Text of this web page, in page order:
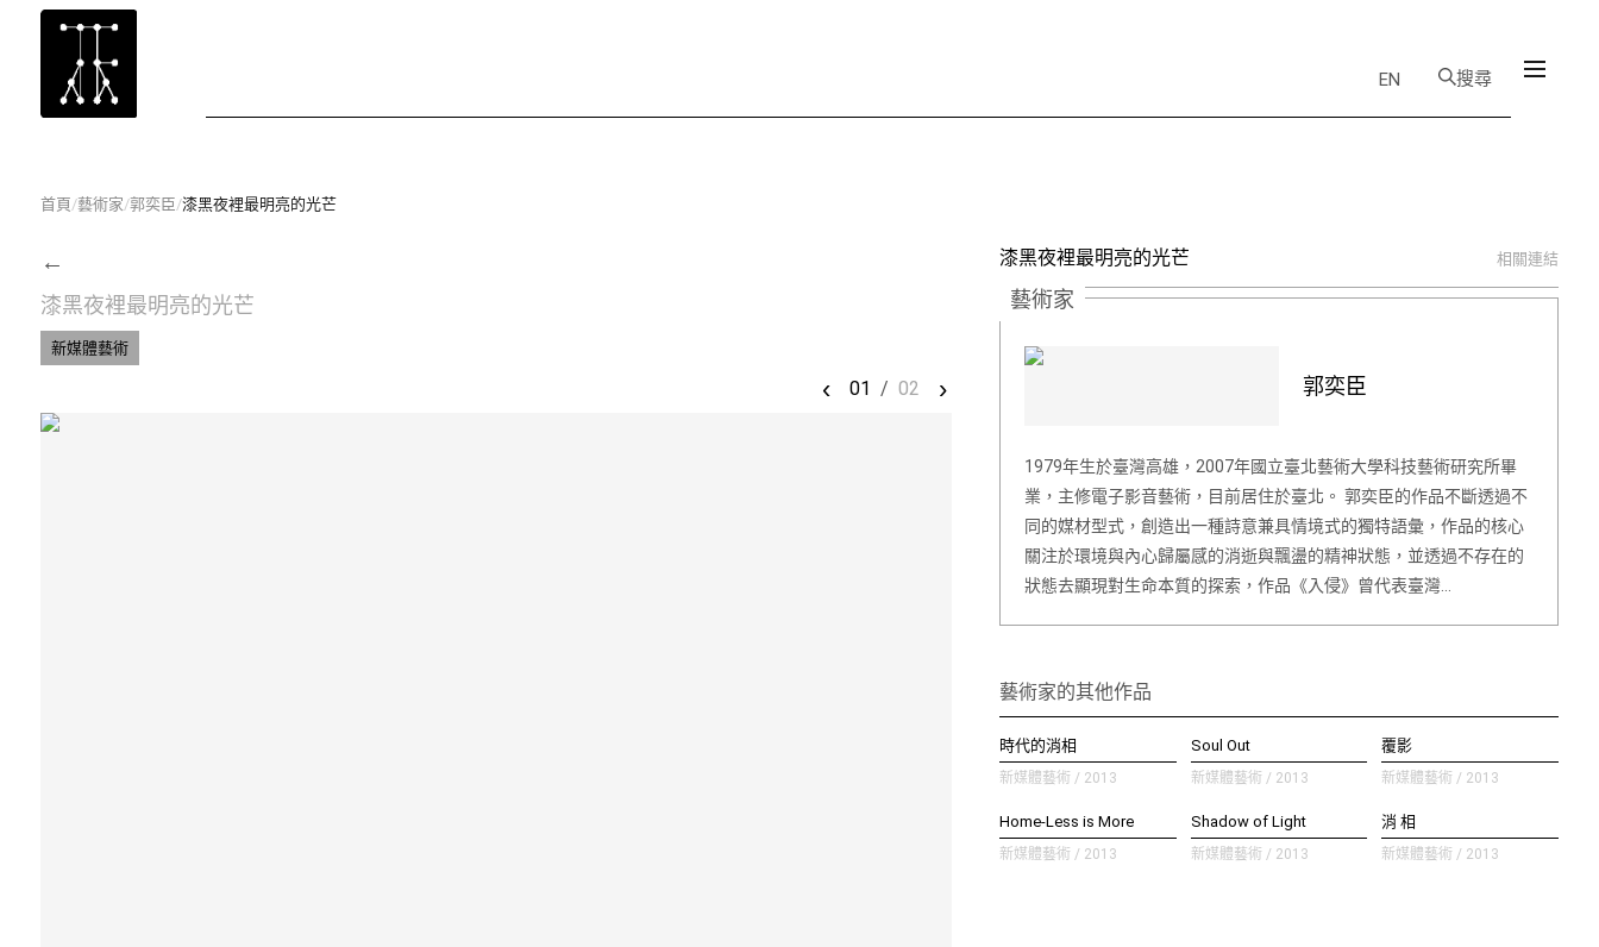
EN 搜尋
首頁/藝術家/郭奕臣/漆黑夜裡最明亮的光芒
←
漆黑夜裡最明亮的光芒
新媒體藝術
‹ 01 / 02 ›
漆黑夜裡最明亮的光芒 相關連結
藝術家
郭奕臣
1979年生於臺灣高雄，2007年國立臺北藝術大學科技藝術研究所畢
業，主修電子影音藝術，目前居住於臺北。 郭奕臣的作品不斷透過不
同的媒材型式，創造出一種詩意兼具情境式的獨特語彙，作品的核心
關注於環境與內心歸屬感的消逝與飄盪的精神狀態，並透過不存在的
狀態去顯現對生命本質的探索，作品《入侵》曾代表臺灣…
藝術家的其他作品
時代的消相
新媒體藝術 / 2013
Soul Out
新媒體藝術 / 2013
覆影
新媒體藝術 / 2013
Home-Less is More
新媒體藝術 / 2013
Shadow of Light
新媒體藝術 / 2013
消 相
新媒體藝術 / 2013